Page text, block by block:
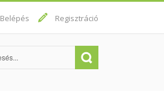
Belépés Regisztráció